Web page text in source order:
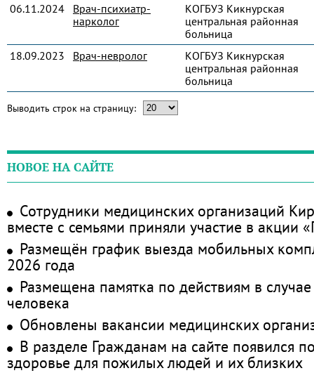
06.11.2024
Врач-психиатр-
нарколог
КОГБУЗ Кикнурская
центральная районная
больница
18.09.2023
Врач-невролог
КОГБУЗ Кикнурская
центральная районная
больница
Выводить строк на страницу:
НОВОЕ НА САЙТЕ
Сотрудники медицинских организаций
вместе с семьями приняли участие в акции
Размещён график выезда мобильных
2026 года
Размещена памятка по действиям в
человека
Обновлены вакансии медицинских
В разделе Гражданам на сайте появился
здоровье для пожилых людей и их близких